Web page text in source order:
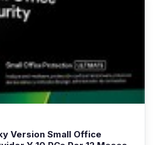
Version Small Office